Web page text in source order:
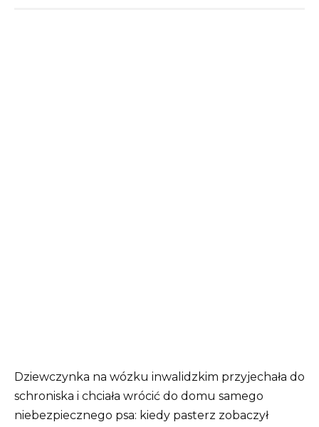
Dziewczynka na wózku inwalidzkim przyjechała do
schroniska i chciała wrócić do domu samego
niebezpiecznego psa: kiedy pasterz zobaczył